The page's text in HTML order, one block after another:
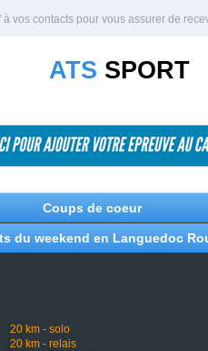
vos contacts pour vous assurer de
ATS SPORT
Coups de coeur
du weekend en Languedoc
20 km - solo
20 km - relais